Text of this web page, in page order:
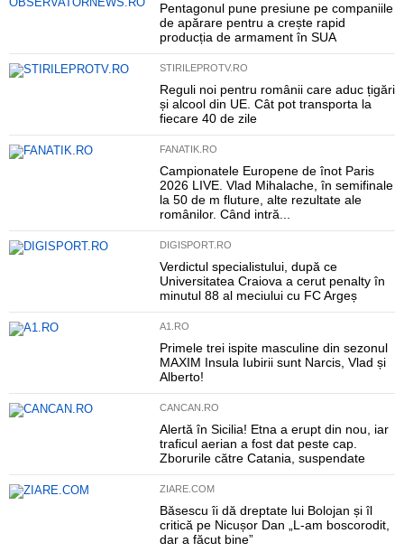
Pentagonul pune presiune pe companiile
de apărare pentru a crește rapid
producția de armament în SUA
STIRILEPROTV.RO
Reguli noi pentru românii care aduc țigări
și alcool din UE. Cât pot transporta la
fiecare 40 de zile
FANATIK.RO
Campionatele Europene de înot Paris
2026 LIVE. Vlad Mihalache, în semifinale
la 50 de m fluture, alte rezultate ale
românilor. Când intră...
DIGISPORT.RO
Verdictul specialistului, după ce
Universitatea Craiova a cerut penalty în
minutul 88 al meciului cu FC Argeș
A1.RO
Primele trei ispite masculine din sezonul
MAXIM Insula Iubirii sunt Narcis, Vlad și
Alberto!
CANCAN.RO
Alertă în Sicilia! Etna a erupt din nou, iar
traficul aerian a fost dat peste cap.
Zborurile către Catania, suspendate
ZIARE.COM
Băsescu îi dă dreptate lui Bolojan și îl
critică pe Nicușor Dan „L-am boscorodit,
dar a făcut bine”